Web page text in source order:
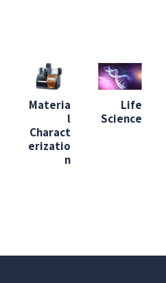
Life
Science
Materia
l
Charact
erizatio
n